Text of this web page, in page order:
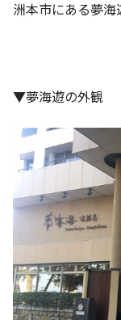
洲本市にある夢海
▼夢海遊の外観